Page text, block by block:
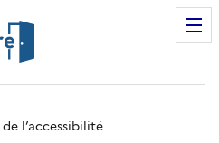
l’accessibilité